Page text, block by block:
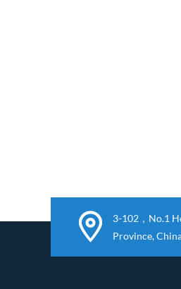
3-102，No.1
Province,